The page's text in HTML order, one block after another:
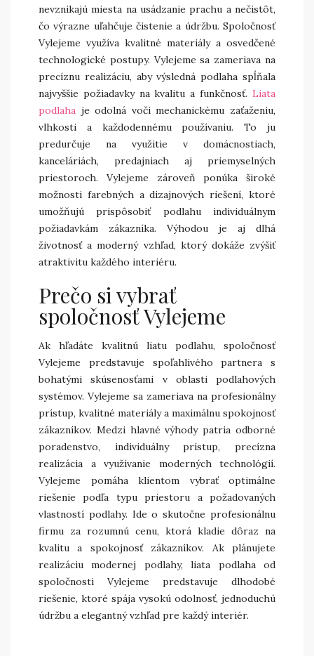
nevznikajú miesta na usádzanie prachu a nečistôt,
čo výrazne uľahčuje čistenie a údržbu. Spoločnosť
Vylejeme využíva kvalitné materiály a osvedčené
technologické postupy. Vylejeme sa zameriava na
precíznu realizáciu, aby výsledná podlaha spĺňala
najvyššie požiadavky na kvalitu a funkčnosť. Liata
podlaha je odolná voči mechanickému zaťaženiu,
vlhkosti a každodennému používaniu. To ju
predurčuje na využitie v domácnostiach,
kanceláriách, predajniach aj priemyselných
priestoroch. Vylejeme zároveň ponúka široké
možnosti farebných a dizajnových riešení, ktoré
umožňujú prispôsobiť podlahu individuálnym
požiadavkám zákazníka. Výhodou je aj dlhá
životnosť a moderný vzhľad, ktorý dokáže zvýšiť
atraktivitu každého interiéru.
Prečo si vybrať
spoločnosť Vylejeme
Ak hľadáte kvalitnú liatu podlahu, spoločnosť
Vylejeme predstavuje spoľahlivého partnera s
bohatými skúsenosťami v oblasti podlahových
systémov. Vylejeme sa zameriava na profesionálny
prístup, kvalitné materiály a maximálnu spokojnosť
zákazníkov. Medzi hlavné výhody patria odborné
poradenstvo, individuálny prístup, precízna
realizácia a využívanie moderných technológií.
Vylejeme pomáha klientom vybrať optimálne
riešenie podľa typu priestoru a požadovaných
vlastností podlahy. Ide o skutočne profesionálnu
firmu za rozumnú cenu, ktorá kladie dôraz na
kvalitu a spokojnosť zákazníkov. Ak plánujete
realizáciu modernej podlahy, liata podlaha od
spoločnosti Vylejeme predstavuje dlhodobé
riešenie, ktoré spája vysokú odolnosť, jednoduchú
údržbu a elegantný vzhľad pre každý interiér.